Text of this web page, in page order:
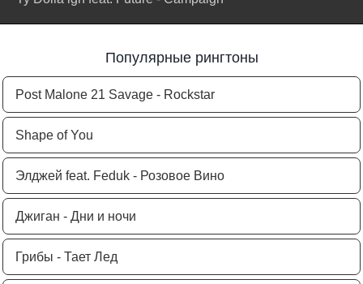
Популярные рингтоны
Post Malone 21 Savage - Rockstar
Shape of You
Элджей feat. Feduk - Розовое Вино
Джиган - Дни и ночи
Грибы - Тает Лед